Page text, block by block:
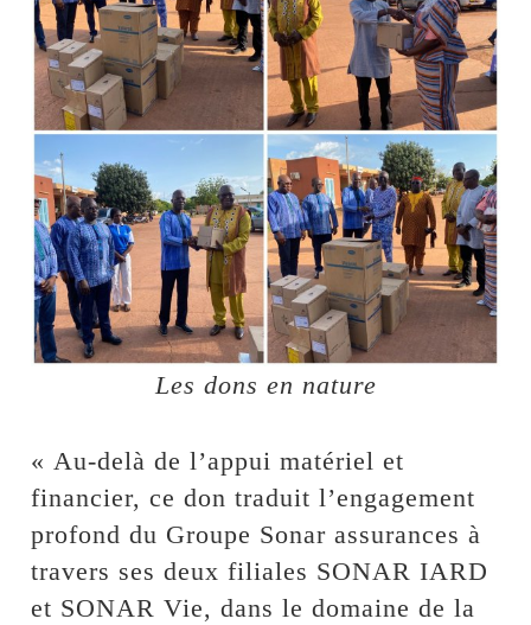
Les dons en nature
« Au-delà de l’appui matériel et
financier, ce don traduit l’engagement
profond du Groupe Sonar assurances à
travers ses deux filiales SONAR IARD
et SONAR Vie, dans le domaine de la